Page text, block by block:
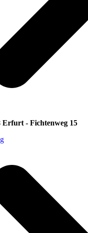
Erfurt - Fichtenweg 15